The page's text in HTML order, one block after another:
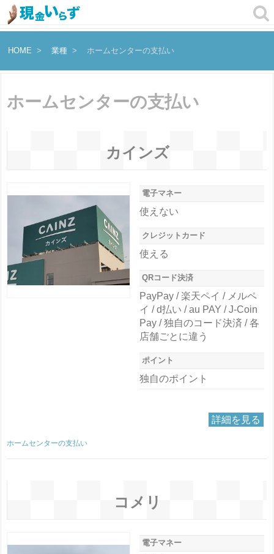
HOME 業種 ホームセンターの支払い
ホームセンターの支払い
カインズ
電子マネー
使えない
クレジットカード
使える
QRコード決済
PayPay / 楽天ペイ / メルペ
イ / d払い / au PAY / J-Coin
Pay / 独自のコード決済 / 各
店舗ごとに違う
ポイント
独自のポイント
詳細を見る
ホームセンターの支払い
コメリ
電子マネー